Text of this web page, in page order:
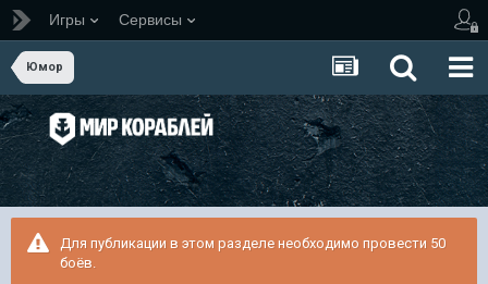
Игры Сервисы
Юмор
Для публикации в этом разделе необходимо провести 50
боёв.